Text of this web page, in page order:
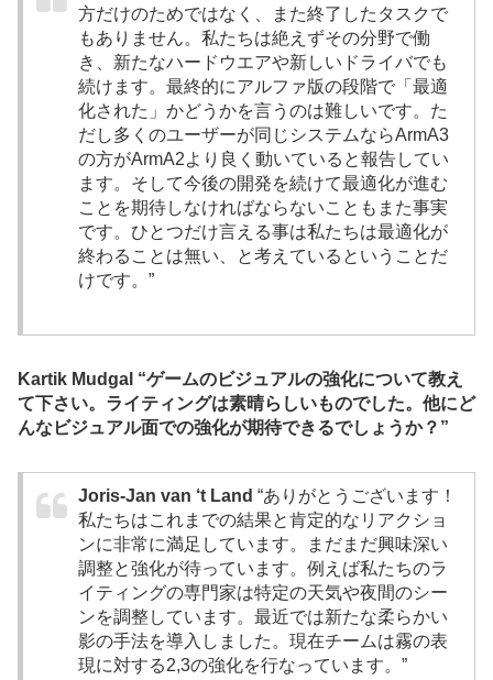
方だけのためではなく、また終了したタスクで
もありません。私たちは絶えずその分野で働
き、新たなハードウエアや新しいドライバでも
続けます。最終的にアルファ版の段階で「最適
化された」かどうかを言うのは難しいです。た
だし多くのユーザーが同じシステムならArmA3
の方がArmA2より良く動いていると報告してい
ます。そして今後の開発を続けて最適化が進む
ことを期待しなければならないこともまた事実
です。ひとつだけ言える事は私たちは最適化が
終わることは無い、と考えているということだ
けです。”
Kartik Mudgal “ゲームのビジュアルの強化について教え
て下さい。ライティングは素晴らしいものでした。他にど
んなビジュアル面での強化が期待できるでしょうか？”
Joris-Jan van ‘t Land “ありがとうございます！
私たちはこれまでの結果と肯定的なリアクショ
ンに非常に満足しています。まだまだ興味深い
調整と強化が待っています。例えば私たちのラ
イティングの専門家は特定の天気や夜間のシー
ンを調整しています。最近では新たな柔らかい
影の手法を導入しました。現在チームは霧の表
現に対する2,3の強化を行なっています。”